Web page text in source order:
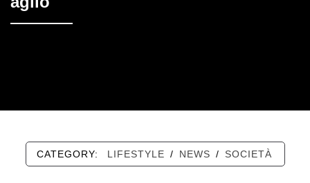
CATEGORY: LIFESTYLE / NEWS / SOCIETÀ